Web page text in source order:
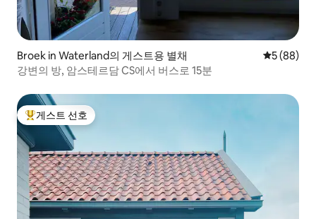
Broek in Waterland의 게스트용 별채 평점 5점(5
5 (88)
강변의 방, 암스테르담 CS에서 버스로 15분
상위 게스트 선호
게스트 선호